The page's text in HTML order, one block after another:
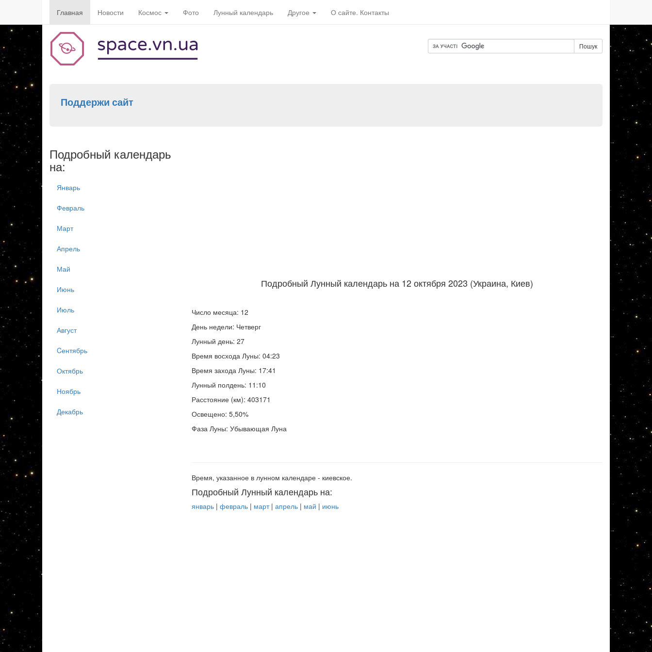
Главная Новости Космос Фото Лунный календарь Другое О сайте. Контакты
Пошук
Поддержи сайт
Подробный Лунный календарь на 12 октября 2023 (Украина, Киев)
Число месяца: 12
День недели: Четверг
Лунный день: 27
Время восхода Луны: 04:23
Время захода Луны: 17:41
Лунный полдень: 11:10
Расстояние (км): 403171
Освещено: 5,50%
Фаза Луны: Убывающая Луна
Время, указанное в лунном календаре - киевское.
Подробный Лунный календарь на:
январь| февраль| март| апрель| май | июнь
Подробный календарь
на:
Январь
Февраль
Март
Апрель
Май
Июнь
Июль
Август
Cентябрь
Октябрь
Ноябрь
Декабрь